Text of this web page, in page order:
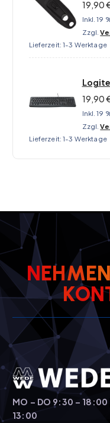
19,90
Inkl. 19
Zzgl.
Lieferzeit:1-3 Werktage
19,90
Inkl. 19
Zzgl.
Lieferzeit:1-3 Werktage
NEHMEN
KON
MO – DO 9:30 –
13:00